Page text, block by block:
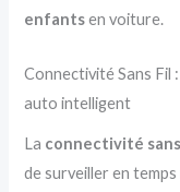
enfantsen voiture.
Connectivité Sans Fil
auto intelligent
La connectivité
de surveiller en